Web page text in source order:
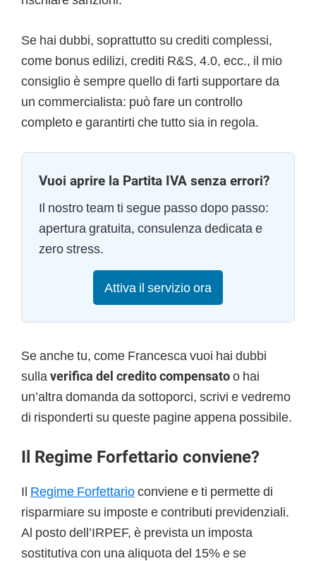
Se hai dubbi, soprattutto su crediti complessi,
come bonus edilizi, crediti R&S, 4.0, ecc., il mio
consiglio è sempre quello di farti supportare da
un commercialista: può fare un controllo
completo e garantirti che tutto sia in regola.
Vuoi aprire la Partita IVA senza errori?
Il nostro team ti segue passo dopo passo:
apertura gratuita, consulenza dedicata e
zero stress.
Attiva il servizio ora
Se anche tu, come Francesca vuoi hai dubbi
sulla verifica del credito compensatoo hai
un’altra domanda da sottoporci, scrivi e vedremo
di risponderti su queste pagine appena possibile.
Il Regime Forfettario conviene?
Il Regime Forfettarioconviene e ti permette di
risparmiare su imposte e contributi previdenziali.
Al posto dell’IRPEF, è prevista un imposta
sostitutiva con una aliquota del 15% e se